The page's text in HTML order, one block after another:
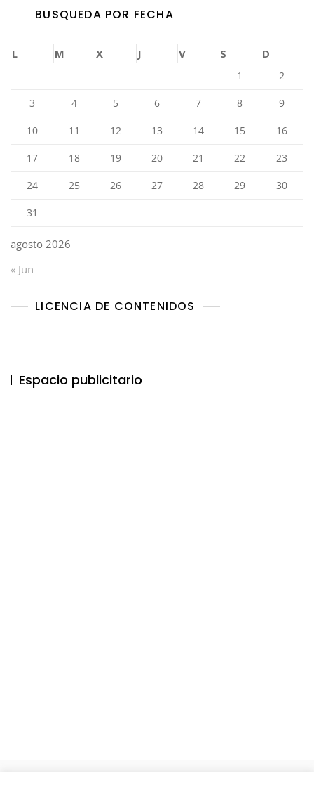
BUSQUEDA POR FECHA
agosto 2026
L M X J V S D
1 2
3 4 5 6 7 8 9
10 11 12 13 14 15 16
17 18 19 20 21 22 23
24 25 26 27 28 29 30
31
« Jun
LICENCIA DE CONTENIDOS
Espacio publicitario